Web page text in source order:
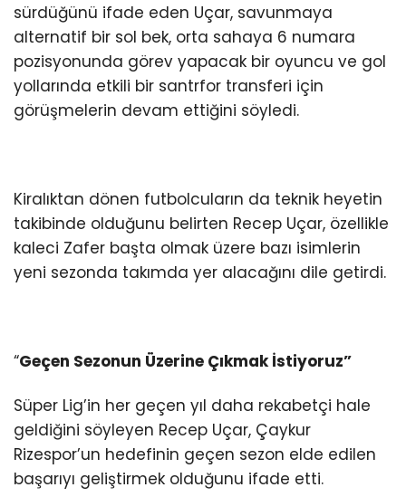
sürdüğünü ifade eden Uçar, savunmaya
alternatif bir sol bek, orta sahaya 6 numara
pozisyonunda görev yapacak bir oyuncu ve gol
yollarında etkili bir santrfor transferi için
görüşmelerin devam ettiğini söyledi.
Kiralıktan dönen futbolcuların da teknik heyetin
takibinde olduğunu belirten Recep Uçar, özellikle
kaleci Zafer başta olmak üzere bazı isimlerin
yeni sezonda takımda yer alacağını dile getirdi.
“Geçen Sezonun Üzerine Çıkmak İstiyoruz”
Süper Lig’in her geçen yıl daha rekabetçi hale
geldiğini söyleyen Recep Uçar, Çaykur
Rizespor’un hedefinin geçen sezon elde edilen
başarıyı geliştirmek olduğunu ifade etti.